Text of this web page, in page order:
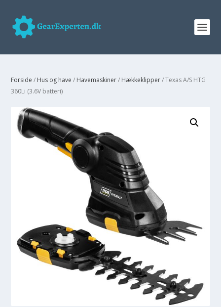
Forside / Hus og have / Havemaskiner/ Hækkeklipper/ Texas A/S HTG
360Li (3.6V batteri)